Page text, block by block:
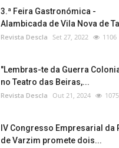
3.ª Feira Gastronómica -
Alambicada de Vila Nova de
Revista Descla Set 27, 2022 1106
"Lembras-te da Guerra
no Teatro das Beiras,...
Revista Descla Out 21, 2024 1075
IV Congresso Empresarial da
de Varzim promete dois...